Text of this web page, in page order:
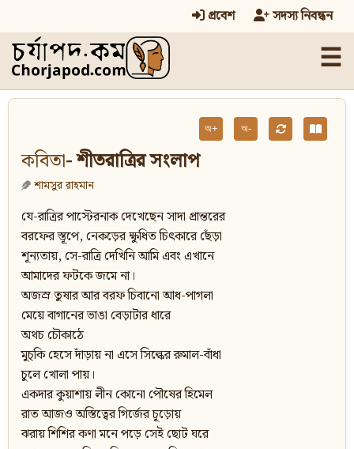
প্রবেশ সদস্য নিবন্ধন
☰
অ+ অ-
কবিতা- শীতরাত্রির সংলাপ
শামসুর রাহমান
যে-রাত্রির পাস্টেরনাক দেখেছেন সাদা প্রান্তরের
বরফের স্তূপে, নেকড়ের ক্ষুধিত চিৎকারে ছেঁড়া
শূন্যতায়, সে-রাত্রি দেখিনি আমি এবং এখানে
আমাদের ফটকে জমে না।
অজস্র তুষার আর বরফ চিবানো আধ-পাগলা
মেয়ে বাগানের ভাঙা বেড়াটার ধারে
অথচ চৌকাঠে
মুচ্‌কি হেসে দাঁড়ায় না এসে সিল্কের রুমাল-বাঁধা
চুলে খোলা পায়।
একদার কুয়াশায় লীন কোনো পৌষের হিমেল
রাত আজও অস্তিত্বের গির্জের চূড়োয়
ঝরায় শিশির কণা মনে পড়ে সেই ছোট ঘরে